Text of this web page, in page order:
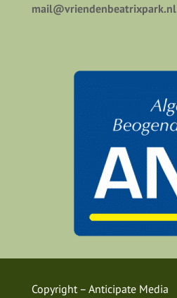
mail@vriendenbeatrixpark.nl
Copyright – Anticipate Media